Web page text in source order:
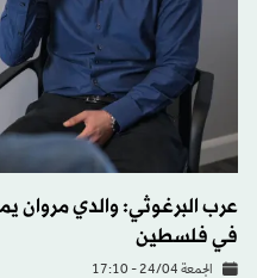
عرب البرغوثي: والدي مروان
في فلسطين
الجمعة 24/04 - 17:10